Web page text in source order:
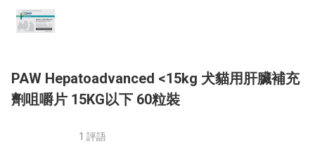
PAW Hepatoadvanced <15kg 犬貓用肝臟補充
劑咀嚼片 15KG以下 60粒裝
1 評語